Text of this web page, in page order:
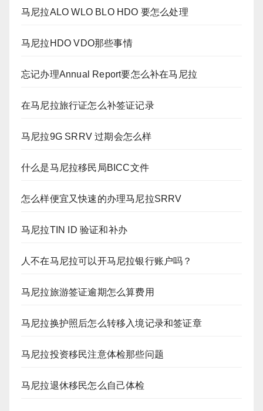
马尼拉ALO WLO BLO HDO 要怎么处理
马尼拉HDO VDO那些事情
忘记办理Annual Report要怎么补在马尼拉
在马尼拉旅行证怎么补签证记录
马尼拉9G SRRV 过期会怎么样
什么是马尼拉移民局BICC文件
怎么样便宜又快速的办理马尼拉SRRV
马尼拉TIN ID 验证和补办
人不在马尼拉可以开马尼拉银行账户吗？
马尼拉旅游签证逾期怎么算费用
马尼拉换护照后怎么转移入境记录和签证章
马尼拉投资移民注意体检那些问题
马尼拉退休移民怎么自己体检